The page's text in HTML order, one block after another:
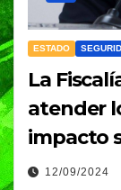
ESTADO
La
atender
impacto
12/09/2024